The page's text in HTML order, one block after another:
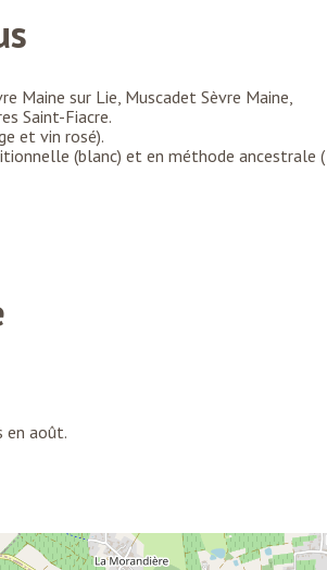
Maine sur Lie, Muscadet Sèvre Maine,
Saint-Fiacre.
et vin rosé).
(blanc) et en méthode ancestrale
en août.